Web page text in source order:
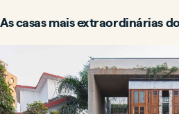
As casas mais extraordinárias